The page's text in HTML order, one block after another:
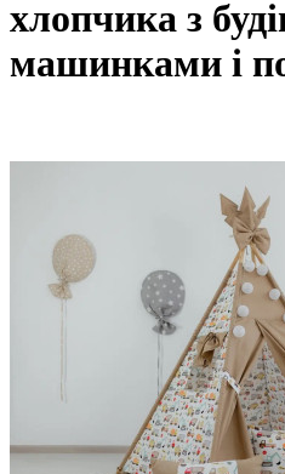
хлопчика з
машинками і